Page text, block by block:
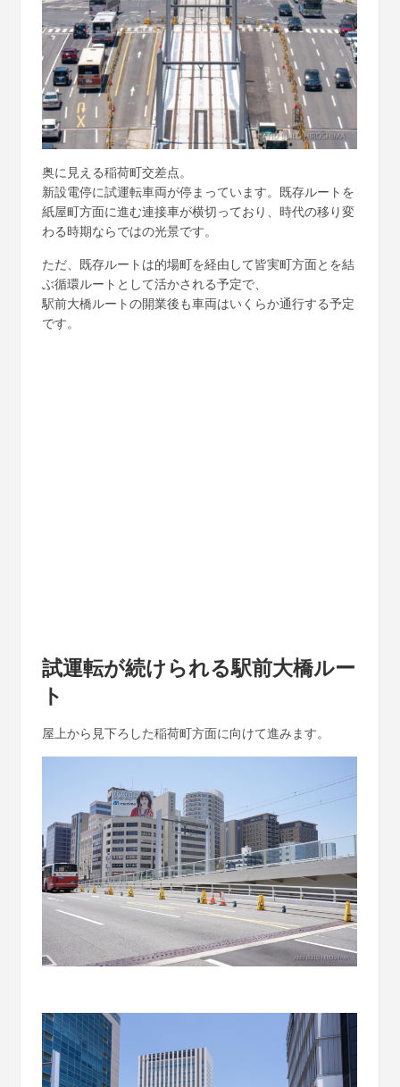
奥に見える稲荷町交差点。
新設電停に試運転車両が停まっています。既存ルートを
紙屋町方面に進む連接車が横切っており、時代の移り変
わる時期ならではの光景です。
ただ、既存ルートは的場町を経由して皆実町方面とを結
ぶ循環ルートとして活かされる予定で、
駅前大橋ルートの開業後も車両はいくらか通行する予定
です。
試運転が続けられる駅前大橋ルー
ト
屋上から見下ろした稲荷町方面に向けて進みます。